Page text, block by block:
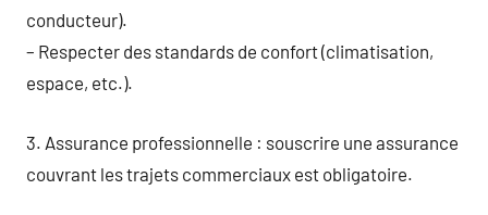
conducteur).
– Respecter des standards de confort (climatisation,
espace, etc.).
3. Assurance professionnelle : souscrire une assurance
couvrant les trajets commerciaux est obligatoire.